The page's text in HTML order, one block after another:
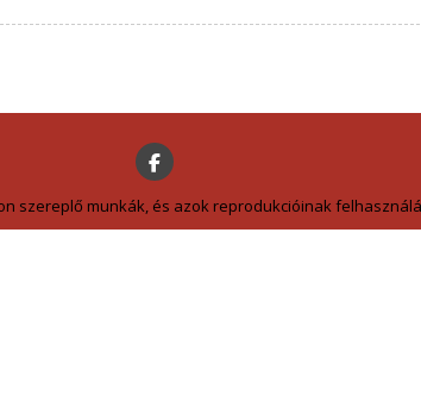
szereplő munkák, és azok reprodukcióinak